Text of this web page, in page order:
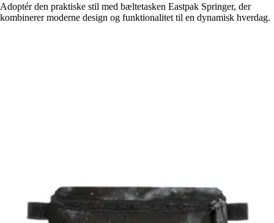
Adoptér den praktiske stil med bæltetasken Eastpak Springer, der
kombinerer moderne design og funktionalitet til en dynamisk hverdag.